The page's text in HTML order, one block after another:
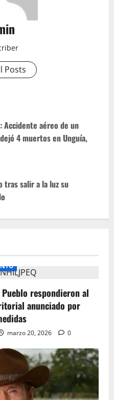
Posts
Accidente aéreo de un
4 muertos en Unguía,
tras salir a la luz su
respondieron al
anunciado por
marzo 20, 2026 0